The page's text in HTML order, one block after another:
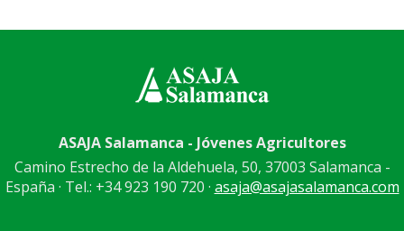
ASAJA Salamanca - Jóvenes Agricultores
Camino Estrecho de la Aldehuela, 50, 37003 Salamanca -
España · Tel.: +34 923 190 720 · asaja@asajasalamanca.com